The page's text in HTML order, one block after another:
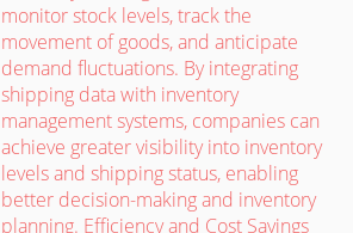
monitor stock levels, track the
movement of goods, and anticipate
demand fluctuations. By integrating
shipping data with inventory
management systems, companies can
achieve greater visibility into inventory
levels and shipping status, enabling
better decision-making and inventory
planning. Efficiency and Cost Savings